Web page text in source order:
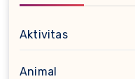
Aktivitas
Animal